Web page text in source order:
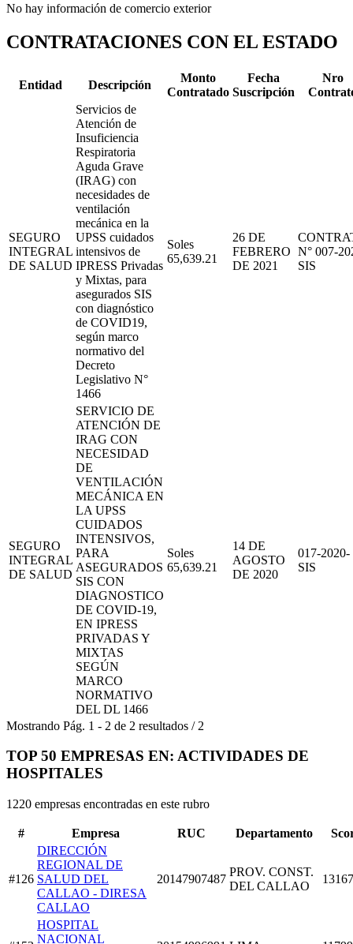
No hay información de comercio exterior
CONTRATACIONES CON EL ESTADO
Entidad Descripción
Monto
Contratado
Fecha
Suscripción
Nro
SEGURO
INTEGRAL
DE SALUD
Servicios de
Atención de
Insuficiencia
Respiratoria
Aguda Grave
(IRAG) con
necesidades de
ventilación
mecánica en la
UPSS cuidados
intensivos de
IPRESS Privadas
y Mixtas, para
asegurados SIS
con diagnóstico
de COVID19,
según marco
normativo del
Decreto
Legislativo N°
1466
Soles
65,639.21
26 DE
FEBRERO
DE 2021
N° 007-
SIS
SEGURO
INTEGRAL
DE SALUD
SERVICIO DE
ATENCIÓN DE
IRAG CON
NECESIDAD
DE
VENTILACIÓN
MECÁNICA EN
LA UPSS
CUIDADOS
INTENSIVOS,
PARA
ASEGURADOS
SIS CON
DIAGNOSTICO
DE COVID-19,
EN IPRESS
PRIVADAS Y
MIXTAS
SEGÚN
MARCO
NORMATIVO
DEL DL 1466
Soles
65,639.21
14 DE
AGOSTO
DE 2020
017-2020-
SIS
Mostrando Pág. 1 - 2 de 2 resultados / 2
TOP 50 EMPRESAS EN: ACTIVIDADES DE
HOSPITALES
1220 empresas encontradas en este rubro
# Empresa RUC Departamento
#126
DIRECCIÓN
REGIONAL DE
SALUD DEL
CALLAO - DIRESA
CALLAO
20147907487
PROV. CONST.
DEL CALLAO
HOSPITAL
NACIONAL